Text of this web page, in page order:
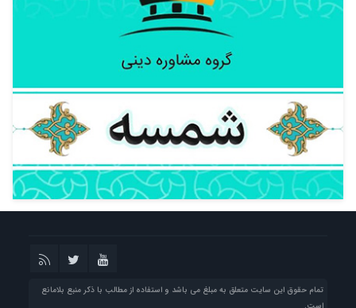
تمام حقوق این سایت متعلق به مبلغ می باشد و استفاده از مطالب با ذکر منبع بلامانع